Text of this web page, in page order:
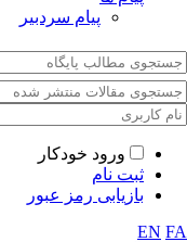
پیام سردبیر
ورود خودکار
ثبت نام
بازیابی رمز عبور
EN FA